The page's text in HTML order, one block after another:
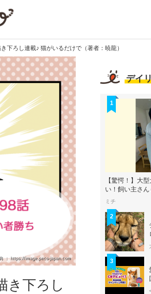
下ろし連載♪ 猫がいるだけで（著者：暁龍）
： https://image.peco-japan.com
き下ろし
デイ
1
【驚愕！】大
い！飼い主さん
ミチ
2
3